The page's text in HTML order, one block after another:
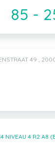
85 -
49 ,
NIVEAU 4 R2 A8